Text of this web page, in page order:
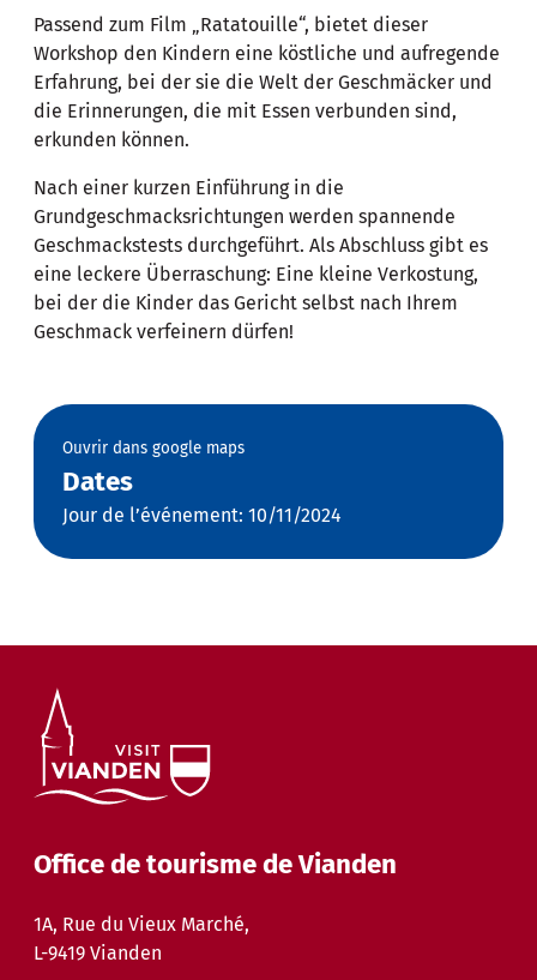
Passend zum Film „Ratatouille“, bietet dieser
Workshop den Kindern eine köstliche und aufregende
Erfahrung, bei der sie die Welt der Geschmäcker und
die Erinnerungen, die mit Essen verbunden sind,
erkunden können.
Nach einer kurzen Einführung in die
Grundgeschmacksrichtungen werden spannende
Geschmackstests durchgeführt. Als Abschluss gibt es
eine leckere Überraschung: Eine kleine Verkostung,
bei der die Kinder das Gericht selbst nach Ihrem
Geschmack verfeinern dürfen!
Ouvrir dans google maps
Dates
Jour de l’événement: 10/11/2024
Office de tourisme de Vianden
1A, Rue du Vieux Marché,
L-9419 Vianden